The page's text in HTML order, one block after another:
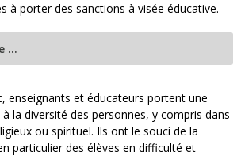
à porter des sanctions à visée éducative.
…
enseignants et éducateurs portent une
la diversité des personnes, y compris dans
ou spirituel. Ils ont le souci de la
particulier des élèves en difficulté et